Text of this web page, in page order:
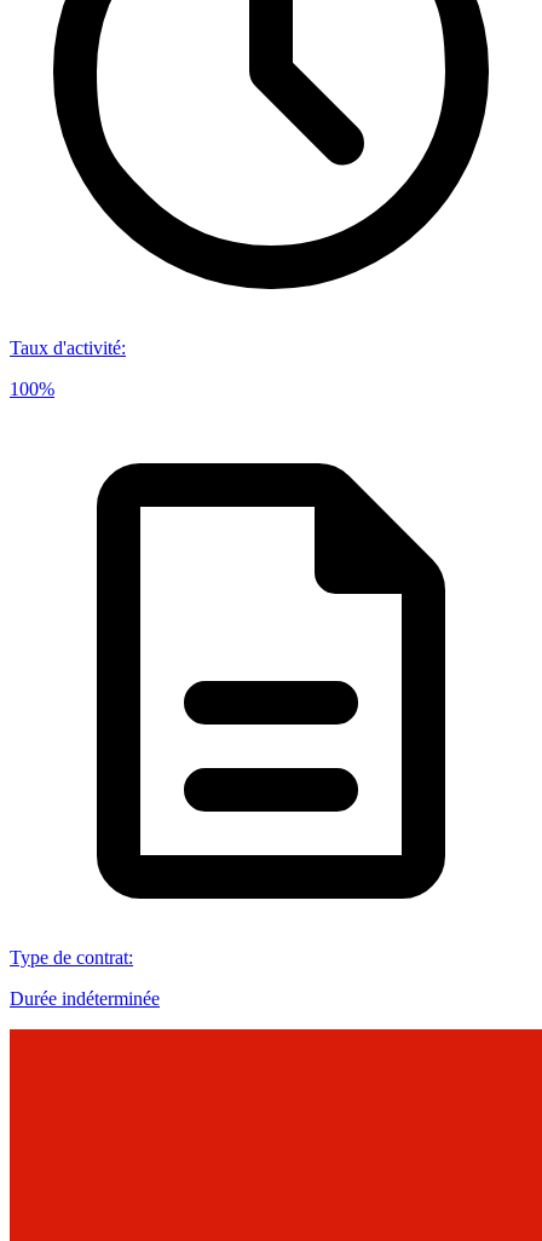
Taux d'activité:
100%
Type de contrat:
Durée indéterminée